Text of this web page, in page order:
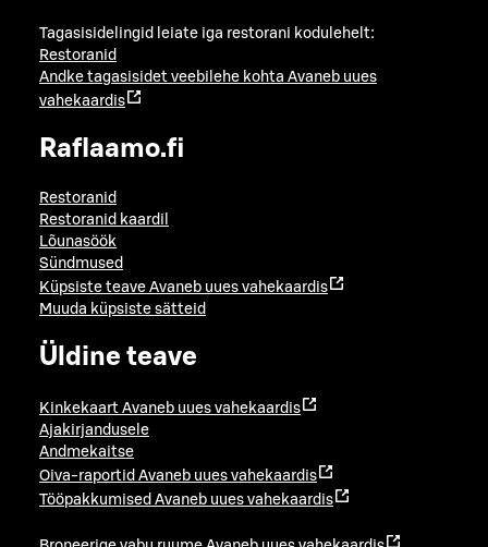
Tagasisidelingid leiate iga restorani kodulehelt:
Restoranid
Andke tagasisidet veebilehe kohta Avaneb uues
vahekaardis
Raflaamo.fi
Restoranid
Restoranid kaardil
Lõunasöök
Sündmused
Küpsiste teave Avaneb uues vahekaardis
Muuda küpsiste sätteid
Üldine teave
Kinkekaart Avaneb uues vahekaardis
Ajakirjandusele
Andmekaitse
Oiva-raportid Avaneb uues vahekaardis
Tööpakkumised Avaneb uues vahekaardis